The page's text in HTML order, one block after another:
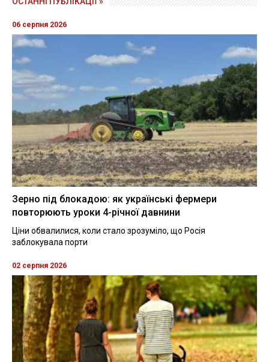
06 серпня 2026
Зерно під блокадою: як українські фермери
повторюють уроки 4-річної давнини
Ціни обвалилися, коли стало зрозуміло, що Росія
заблокувала порти
02 серпня 2026